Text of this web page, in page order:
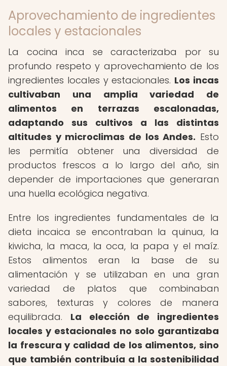
Aprovechamiento de ingredientes
locales y estacionales
La cocina inca se caracterizaba por su
profundo respeto y aprovechamiento de los
ingredientes locales y estacionales. Los incas
cultivaban una amplia variedad de
alimentos en terrazas escalonadas,
adaptando sus cultivos a las distintas
altitudes y microclimas de los Andes. Esto
les permitía obtener una diversidad de
productos frescos a lo largo del año, sin
depender de importaciones que generaran
una huella ecológica negativa.
Entre los ingredientes fundamentales de la
dieta incaica se encontraban la quinua, la
kiwicha, la maca, la oca, la papa y el maíz.
Estos alimentos eran la base de su
alimentación y se utilizaban en una gran
variedad de platos que combinaban
sabores, texturas y colores de manera
equilibrada. La elección de ingredientes
locales y estacionales no solo garantizaba
la frescura y calidad de los alimentos, sino
que también contribuía a la sostenibilidad